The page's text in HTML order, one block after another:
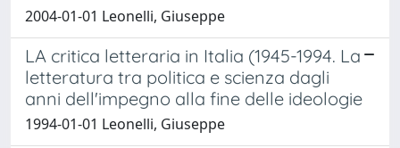
2004-01-01 Leonelli, Giuseppe
LA critica letteraria in Italia (1945-1994. La
letteratura tra politica e scienza dagli
anni dell'impegno alla fine delle ideologie
1994-01-01 Leonelli, Giuseppe